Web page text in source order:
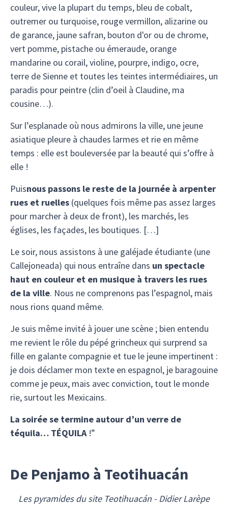
couleur, vive la plupart du temps, bleu de cobalt,
outremer ou turquoise, rouge vermillon, alizarine ou
de garance, jaune safran, bouton d'or ou de chrome,
vert pomme, pistache ou émeraude, orange
mandarine ou corail, violine, pourpre, indigo, ocre,
terre de Sienne et toutes les teintes intermédiaires, un
paradis pour peintre (clin d’oeil à Claudine, ma
cousine…).
Sur l’esplanade où nous admirons la ville, une jeune
asiatique pleure à chaudes larmes et rie en même
temps : elle est bouleversée par la beauté qui s’offre à
elle !
Puisnous passons le reste de la journée à arpenter
rues et ruelles (quelques fois même pas assez larges
pour marcher à deux de front), les marchés, les
églises, les façades, les boutiques. […]
Le soir, nous assistons à une galéjade étudiante (une
Callejoneada) qui nous entraîne dans un spectacle
haut en couleur et en musique à travers les rues
de la ville. Nous ne comprenons pas l’espagnol, mais
nous rions quand même.
Je suis même invité à jouer une scène ; bien entendu
me revient le rôle du pépé grincheux qui surprend sa
fille en galante compagnie et tue le jeune impertinent :
je dois déclamer mon texte en espagnol, je baragouine
comme je peux, mais avec conviction, tout le monde
rie, surtout les Mexicains.
La soirée se termine autour d’un verre de
téquila… TÉQUILA!”
De Penjamo à Teotihuacán
Les pyramides du site Teotihuacán - Didier Larèpe